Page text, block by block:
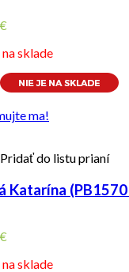
€
sklade
ma!
Pridať do listu prianí
Katarína
€
sklade